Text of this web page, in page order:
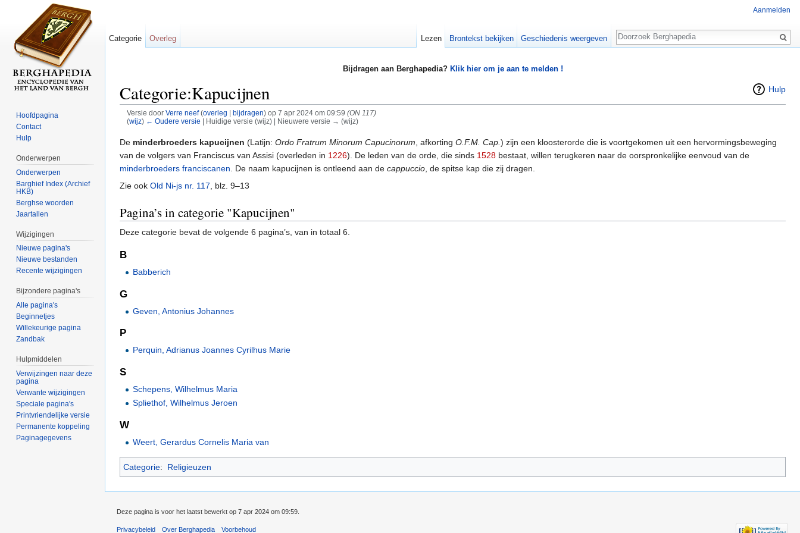
Bijdragen aan Berghapedia? Klik hier om je aan te melden !
Hulp
Categorie:Kapucijnen
Versie door Verre neef (overleg bijdragen)op 7 apr 2024 om 09:59 (ON 117)
(wijz) ← Oudere versie | Huidige versie (wijz) | Nieuwere versie → (wijz)
De minderbroeders kapucijnen (Latijn: Ordo Fratrum Minorum Capucinorum , afkorting O.F.M. Cap. ) zijn een kloosterorde die is voortgekomen uit een hervormingsbeweging
van de volgers van Franciscus van Assisi (overleden in 1226). De leden van de orde, die sinds 1528 bestaat, willen terugkeren naar de oorspronkelijke eenvoud van de
minderbroeders franciscanen . De naam kapucijnen is ontleend aan de cappuccio , de spitse kap die zij dragen.
Zie ook Old Ni-js nr. 117 , blz. 9–13
Pagina’s in categorie "Kapucijnen"
Deze categorie bevat de volgende 6 pagina’s, van in totaal 6.
B
Babberich
G
Geven, Antonius Johannes
P
Perquin, Adrianus Joannes Cyrilhus Marie
S
Schepens, Wilhelmus Maria
Spliethof, Wilhelmus Jeroen
W
Weert, Gerardus Cornelis Maria van
Categorie: Religieuzen
Aanmelden
Categorie Overleg Lezen Brontekst bekijken Geschiedenis weergeven
Zoeken
Hoofdpagina
Contact
Hulp
Onderwerpen
Onderwerpen
Barghief Index (Archief
HKB)
Berghse woorden
Jaartallen
Wijzigingen
Nieuwe pagina's
Nieuwe bestanden
Recente wijzigingen
Bijzondere pagina's
Alle pagina's
Beginnetjes
Willekeurige pagina
Zandbak
Hulpmiddelen
Verwijzingen naar deze
pagina
Verwante wijzigingen
Speciale pagina's
Printvriendelijke versie
Permanente koppeling
Paginagegevens
Deze pagina is voor het laatst bewerkt op 7 apr 2024 om 09:59.
Privacybeleid Over Berghapedia Voorbehoud